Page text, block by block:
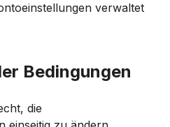
verwaltet
Bedingungen
die